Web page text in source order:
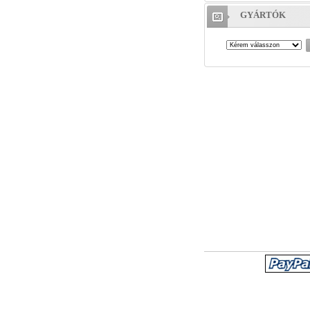
GYÁRTÓK